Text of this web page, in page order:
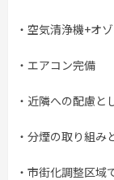
・空気清浄機+オ
・エアコン完備
・近隣への配慮と
・分煙の取り組み
・市街化調整区域